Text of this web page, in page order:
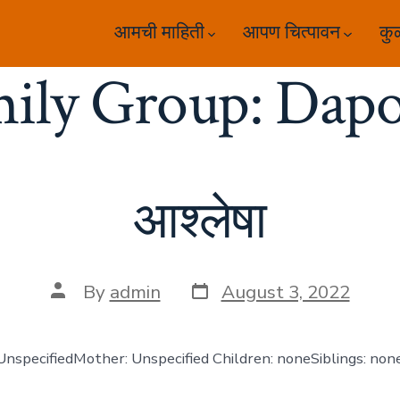
आमची माहिती आपण चित्पावन
Group:
आश्लेषा
Post
author
By admin Post
date
August 3, 2022
Unspecified Children: noneSiblings: